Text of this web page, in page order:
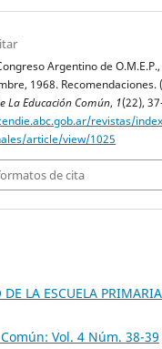
Argentino de
1968. Recomendaciones.
La Educación Común, 1(22),
revistas/
article/view/1025
de cita
LA ESCUELA
Vol. 4 Núm. 38-39